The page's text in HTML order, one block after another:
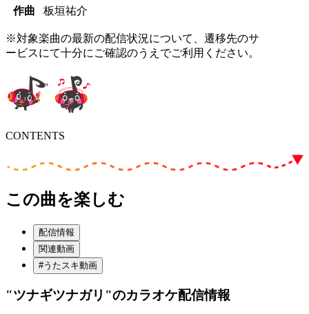
作曲
板垣祐介
※対象楽曲の最新の配信状況について、遷移先のサ
ービスにて十分にご確認のうえでご利用ください。
CONTENTS
この曲を楽しむ
配信情報
関連動画
#うたスキ動画
"ツナギツナガリ"のカラオケ配信情報